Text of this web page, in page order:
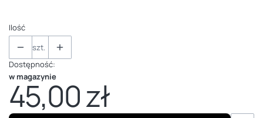
Ilość
szt.
Dostępność:
w magazynie
Cena
45,00 zł